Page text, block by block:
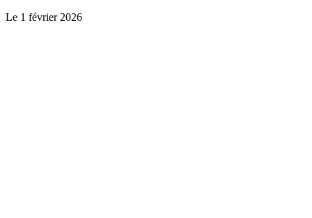
Le 1 février 2026